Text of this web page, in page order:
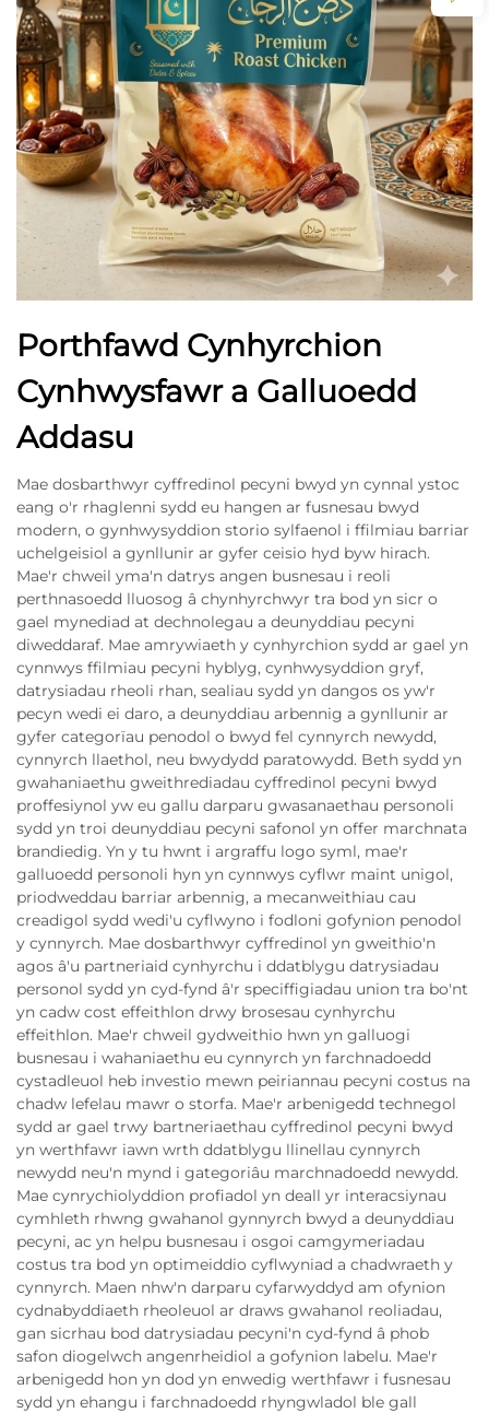
Porthfawd Cynhyrchion
Cynhwysfawr a Galluoedd
Addasu
Mae dosbarthwyr cyffredinol pecyni bwyd yn cynnal ystoc
eang o'r rhaglenni sydd eu hangen ar fusnesau bwyd
modern, o gynhwysyddion storio sylfaenol i ffilmiau barriar
uchelgeisiol a gynllunir ar gyfer ceisio hyd byw hirach.
Mae'r chweil yma'n datrys angen busnesau i reoli
perthnasoedd lluosog â chynhyrchwyr tra bod yn sicr o
gael mynediad at dechnolegau a deunyddiau pecyni
diweddaraf. Mae amrywiaeth y cynhyrchion sydd ar gael yn
cynnwys ffilmiau pecyni hyblyg, cynhwysyddion gryf,
datrysiadau rheoli rhan, sealiau sydd yn dangos os yw'r
pecyn wedi ei daro, a deunyddiau arbennig a gynllunir ar
gyfer categorïau penodol o bwyd fel cynnyrch newydd,
cynnyrch llaethol, neu bwydydd paratowydd. Beth sydd yn
gwahaniaethu gweithrediadau cyffredinol pecyni bwyd
proffesiynol yw eu gallu darparu gwasanaethau personoli
sydd yn troi deunyddiau pecyni safonol yn offer marchnata
brandiedig. Yn y tu hwnt i argraffu logo syml, mae'r
galluoedd personoli hyn yn cynnwys cyflwr maint unigol,
priodweddau barriar arbennig, a mecanweithiau cau
creadigol sydd wedi'u cyflwyno i fodloni gofynion penodol
y cynnyrch. Mae dosbarthwyr cyffredinol yn gweithio'n
agos â'u partneriaid cynhyrchu i ddatblygu datrysiadau
personol sydd yn cyd-fynd â'r speciffigiadau union tra bo'nt
yn cadw cost effeithlon drwy brosesau cynhyrchu
effeithlon. Mae'r chweil gydweithio hwn yn galluogi
busnesau i wahaniaethu eu cynnyrch yn farchnadoedd
cystadleuol heb investio mewn peiriannau pecyni costus na
chadw lefelau mawr o storfa. Mae'r arbenigedd technegol
sydd ar gael trwy bartneriaethau cyffredinol pecyni bwyd
yn werthfawr iawn wrth ddatblygu llinellau cynnyrch
newydd neu'n mynd i gategoriâu marchnadoedd newydd.
Mae cynrychiolyddion profiadol yn deall yr interacsiynau
cymhleth rhwng gwahanol gynnyrch bwyd a deunyddiau
pecyni, ac yn helpu busnesau i osgoi camgymeriadau
costus tra bod yn optimeiddio cyflwyniad a chadwraeth y
cynnyrch. Maen nhw'n darparu cyfarwyddyd am ofynion
cydnabyddiaeth rheoleuol ar draws gwahanol reoliadau,
gan sicrhau bod datrysiadau pecyni'n cyd-fynd â phob
safon diogelwch angenrheidiol a gofynion labelu. Mae'r
arbenigedd hon yn dod yn enwedig werthfawr i fusnesau
sydd yn ehangu i farchnadoedd rhyngwladol ble gall